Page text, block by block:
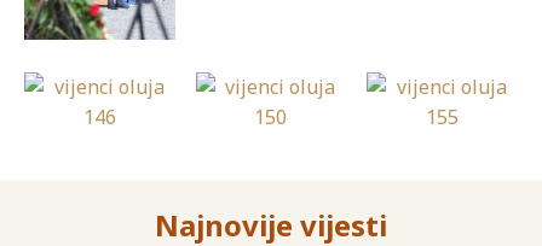
Najnovije vijesti